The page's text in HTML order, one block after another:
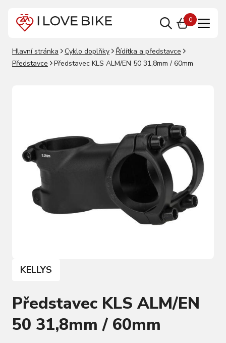
0
Hlavní stránka Cyklo doplňky
Řídítka a představce
Představce
Představec KLS ALM/EN 50 31,8mm / 60mm
KELLYS
Představec KLS ALM/EN
50 31,8mm / 60mm